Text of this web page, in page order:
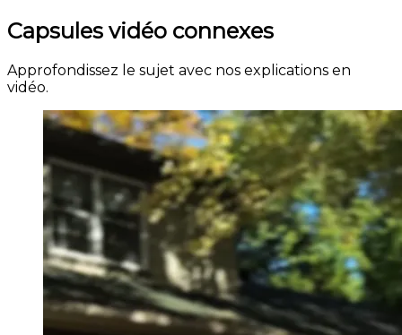
Capsules vidéo connexes
Approfondissez le sujet avec nos explications en
vidéo.